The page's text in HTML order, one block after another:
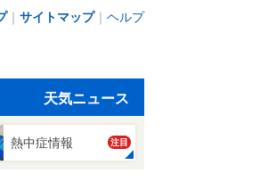
｜ サイトマップ｜ ヘルプ
天気ニュース
熱中症情報 注目